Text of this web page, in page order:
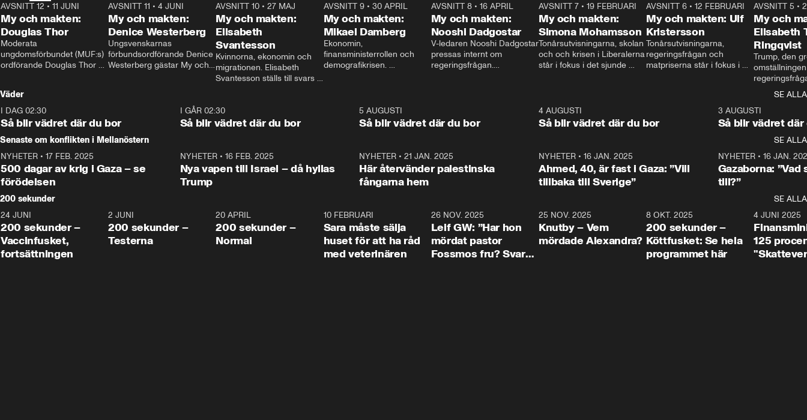
26:27
AVSNITT 12 • 11 JUNI
My och makten:
Douglas Thor
Moderata
ungdomsförbundet (MUF:s)
ordförande Douglas Thor
tonårsutvisningarna och hur
Moderaterna ska locka
väljare till valet i höst.
23:40
AVSNITT 11 •4 JUNI
My och makten:
Denice Westerberg
Ungsvenskarnas
förbundsordförande Denice
Westerberg gästar My och
AVSNITT 10 •27 MAJ
My och makten:
Elisabeth
Svantesson
Kvinnorna, ekonomin och
migrationen. Elisabeth
Svantesson ställs till svars
AVSNITT 9• 30 APRIL
My och makten:
Mikael Damberg
Ekonomin,
finansministerrollen och
demografikrisen.
och Makten.
AVSNITT 8• 16 APRIL
My och makten:
Nooshi Dadgostar
V-ledaren Nooshi Dadgostar
pressas internt om
regeringsfrågan.
– Vi ställer upp i val. Ska vi
vara med så sitter vi förstås
24:30
AVSNITT 7• 19 FEBRUARI
My och makten:
Simona Mohamsson
Tonårsutvisningarna, skolan
och och krisen i Liberalerna
står i fokus i det sjunde
kommentator My
Rohwedder ställer
utbildnings- och
Mohamsson till svars.
27:30
AVSNITT 6 •12 FEBRUARI
My och makten: Ulf
Kristersson
Tonårsutvisningarna,
regeringsfrågan och
matpriserna står i fokus i
Rohwedder ställer
statsminister Ulf Kristersson
AVSNITT 5 •
My och
Elisabeth
Ringqvist
Trump, den
centrum i
avsnittet av
Makten”. Se
Aftonbladets
Rohwedder
Thand Ring
Väder
SE ALLA
I DAG 02:30
Så blir vädret där du bor
1:06
I GÅR 02:30
Så blir vädret där du bor
5 AUGUSTI
Så blir vädret där du bor
4 AUGUSTI
Så blir vädret där du bor
3 AUGUSTI
Så blir vädret där
Senaste om konflikten i Mellanöstern
SE ALLA
NYHETER • 17 FEB. 2025
500 dagar av krig i Gaza – se
förödelsen
NYHETER• 16 FEB. 2025
Nya vapen till Israel – då hyllas
Trump
NYHETER •21 JAN. 2025
Här återvänder palestinska
fångarna hem
NYHETER• 16 JAN. 2025
Ahmed, 40, är fast i Gaza: ”Vill
tillbaka till Sverige”
NYHETER• 16 JAN.
Gazaborna:
till?”
200 sekunder
SE ALLA
5:00
24 JUNI
200 sekunder –
Vaccinfusket,
fortsättningen
4:23
2 JUNI
200 sekunder –
Testerna
20 APRIL
200 sekunder –
Normal
10 FEBRUARI
Sara måste sälja
huset för att ha råd
med veterinären
26 NOV. 2025
Leif GW: ”Har hon
mördat pastor
Fossmos fru? Svar
31:05
25 NOV. 2025
Knutby – Vem
mördade Alexandra?
4:29
8 OKT. 2025
200 sekunder –
Köttfusket: Se hela
programmet här
4 JUNI 2025
125